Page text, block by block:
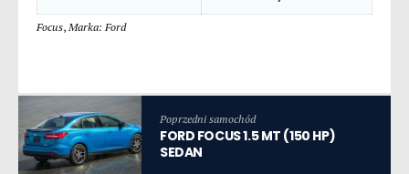
Focus, Marka: Ford
Poprzedni samochód
FORD FOCUS 1.5 MT (150 HP)
SEDAN